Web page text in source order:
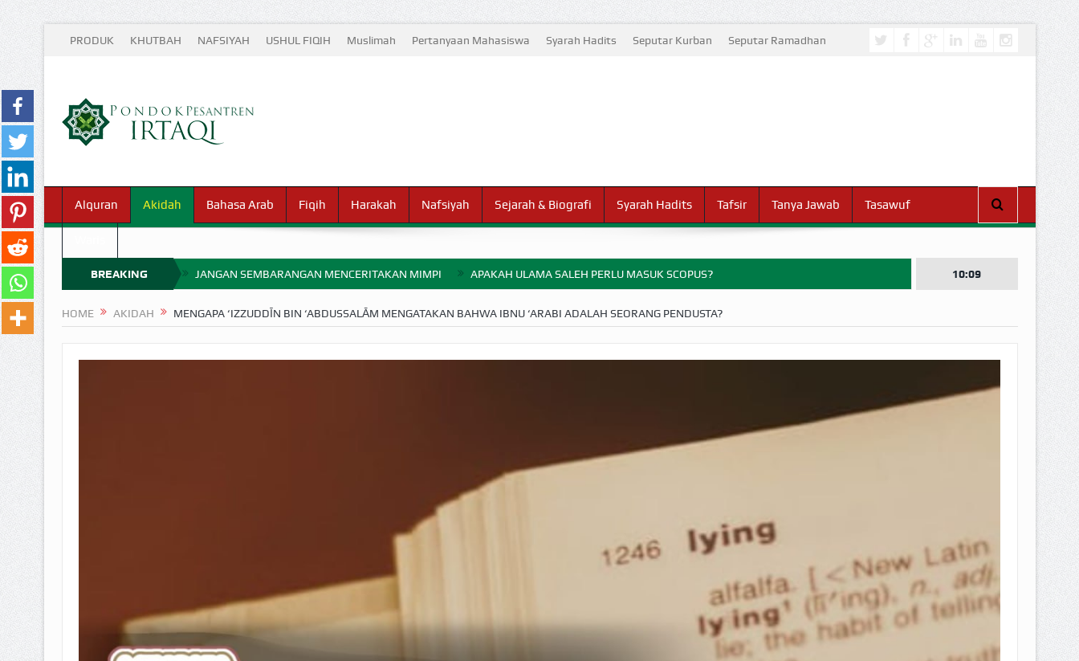
PRODUK KHUTBAH NAFSIYAH USHUL FIQIH Muslimah Pertanyaan Mahasiswa Syarah Hadits Seputar Kurban Seputar Ramadhan
Alquran Akidah Bahasa Arab Fiqih Harakah Nafsiyah Sejarah & Biografi Syarah Hadits Tafsir Tanya Jawab Tasawuf
BREAKING
NEWS
JANGAN SEMBARANGAN MENCERITAKAN MIMPI APAKAH ULAMA SALEH PERLU MASUK SCOPUS? 10:09
HOME AKIDAH MENGAPA ‘IZZUDDĪN BIN ‘ABDUSSALĀM MENGATAKAN BAHWA IBNU ‘ARABI ADALAH SEORANG PENDUSTA?